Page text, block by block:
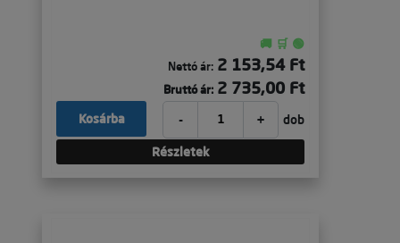
🚚 🛒 🟢
Nettó ár: 2 153,54 Ft
Bruttó ár: 2 735,00 Ft
- + dob
Kosárba
Részletek